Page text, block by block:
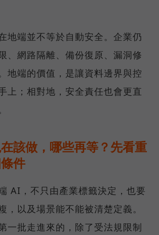
地端並不等於自動安全。企業仍
、網路隔離、備份復原、漏洞修
地端的價值，是讓資料邊界與控
上；相對地，安全責任也會更直
該做，哪些再等？先看重
件
AI，不只由產業標籤決定，也要
，以及場景能不能被清楚定義。
一批走進來的，除了受法規限制